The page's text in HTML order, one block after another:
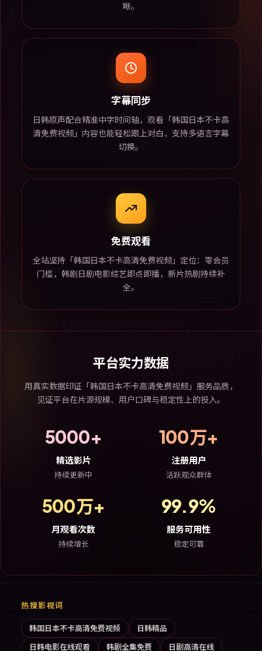
晰。
字幕同步
日韩原声配合精准中字时间轴，观看「韩国日本不卡高
清免费视频」内容也能轻松跟上对白，支持多语言字幕
切换。
免费观看
全站坚持「韩国日本不卡高清免费视频」定位：零会员
门槛，韩剧日剧电影综艺即点即播，新片热剧持续补
全。
平台实力数据
用真实数据印证「韩国日本不卡高清免费视频」服务品质，
见证平台在片源规模、用户口碑与稳定性上的投入。
5000+
精选影片
持续更新中
100万+
注册用户
活跃观众群体
500万+
月观看次数
持续增长
99.9%
服务可用性
稳定可靠
热搜影视词
韩国日本不卡高清免费视频
日韩精品
日韩电影在线观看
韩剧全集免费 日剧高清在线